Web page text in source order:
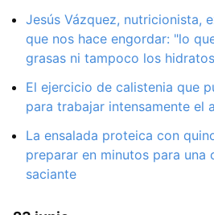
Jesús Vázquez, nutricionista,
que nos hace engordar: "lo
grasas ni tampoco los
El ejercicio de calistenia que
para trabajar intensamente el
La ensalada proteica con
preparar en minutos para una
saciante